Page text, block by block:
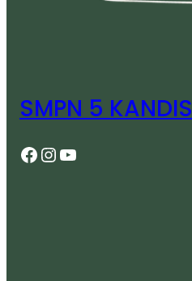
SMPN 5 KANDIS
Facebook InstagramYouTube